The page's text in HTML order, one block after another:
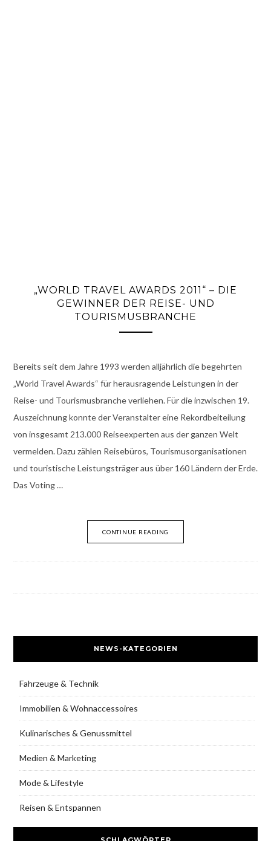
„WORLD TRAVEL AWARDS 2011“ – DIE
GEWINNER DER REISE- UND
TOURISMUSBRANCHE
Bereits seit dem Jahre 1993 werden alljährlich die begehrten
„World Travel Awards“ für herausragende Leistungen in der
Reise- und Tourismusbranche verliehen. Für die inzwischen 19.
Auszeichnung konnte der Veranstalter eine Rekordbeiteilung
von insgesamt 213.000 Reiseexperten aus der ganzen Welt
vermelden. Dazu zählen Reisebüros, Tourismusorganisationen
und touristische Leistungsträger aus über 160 Ländern der Erde.
Das Voting …
CONTINUE READING
NEWS-KATEGORIEN
Fahrzeuge & Technik
Immobilien & Wohnaccessoires
Kulinarisches & Genussmittel
Medien & Marketing
Mode & Lifestyle
Reisen & Entspannen